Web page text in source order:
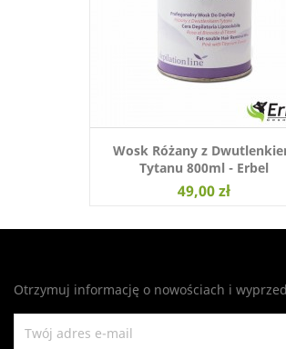
Wosk Różany z
Tytanu 800ml - Erbel
49,00 zł
Otrzymuj informację o nowościach i